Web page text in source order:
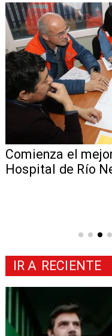
Comienza el
Hospital de Río
IR A RECIENTE